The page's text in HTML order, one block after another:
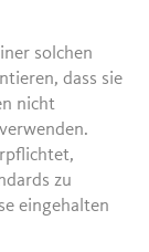
solchen
dass sie
nicht
zu
eingehalten